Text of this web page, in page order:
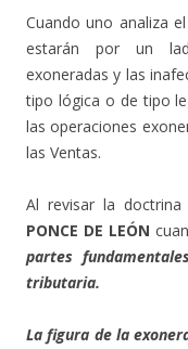
Cuando uno analiza
estarán por un
exoneradas y las
tipo lógica o de tipo
las operaciones
las Ventas.
Al revisar la doctrina
PONCE DE LEÓN
partes
tributaria.
La figura de la